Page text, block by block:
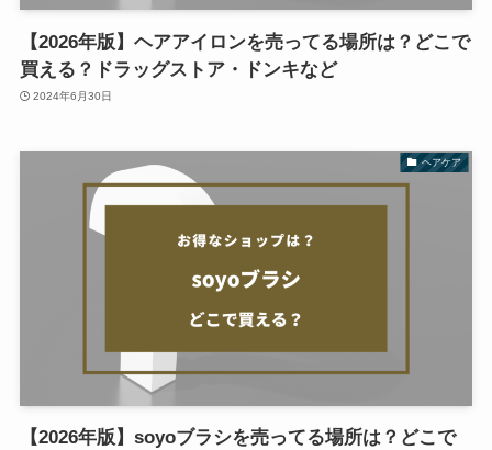
【2026年版】ヘアアイロンを売ってる場所は？どこで
買える？ドラッグストア・ドンキなど
2024年6月30日
ヘアケア
【2026年版】soyoブラシを売ってる場所は？どこで